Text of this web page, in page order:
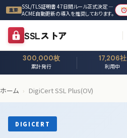
本文へスキップ
重要 SSL/TLS証明書 47日間ルール正式決定 —
ACME自動更新の導入を推奨しております。
SSLストア
300,000枚
累計発行
17,206社
利用中
ホーム › DigiCert SSL Plus(OV)
DIGICERT